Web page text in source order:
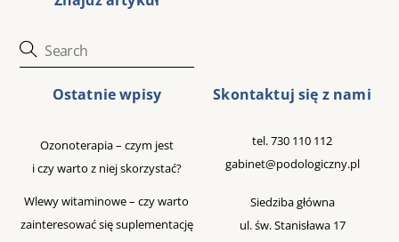
Ostatnie wpisy
Ozonoterapia – czym jest
i czy warto z niej skorzystać?
Wlewy witaminowe – czy warto
zainteresować się suplementację
Skontaktuj się z nami
tel.730 110 112
gabinet@podologiczny.pl
Siedziba główna
ul. św. Stanisława 17